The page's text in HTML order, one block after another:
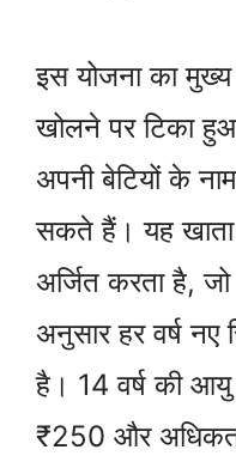
इस योजना का
खोलने पर टिका
अपनी बेटियों के
सकते हैं। यह खाता
अर्जित करता है, जो
अनुसार हर वर्ष नए
है। 14 वर्ष की
₹250 और